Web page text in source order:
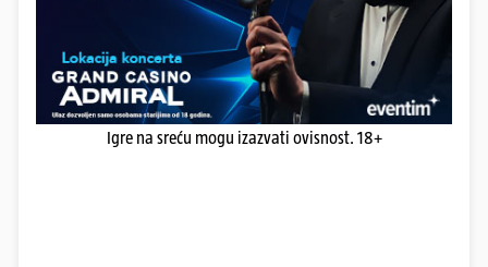
Igre na sreću mogu izazvati ovisnost. 18+